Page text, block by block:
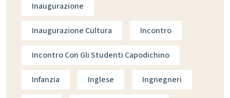
Inaugurazione
Inaugurazione Cultura Incontro
Incontro Con Gli Studenti Capodichino
Infanzia Inglese Ingnegneri